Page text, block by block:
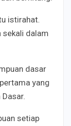
istirahat.
sekali dalam
dasar
yang
setiap